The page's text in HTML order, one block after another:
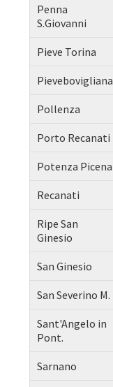
Penna
S.Giovanni
Pieve Torina
Pievebovigliana
Pollenza
Porto Recanati
Potenza Picena
Recanati
Ripe San
Ginesio
San Ginesio
San Severino M.
Sant'Angelo in
Pont.
Sarnano